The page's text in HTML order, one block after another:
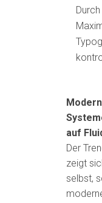
auf
Der
zeigt
selbst,